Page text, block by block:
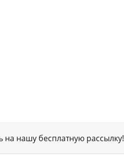
на нашу бесплатную рассылку!